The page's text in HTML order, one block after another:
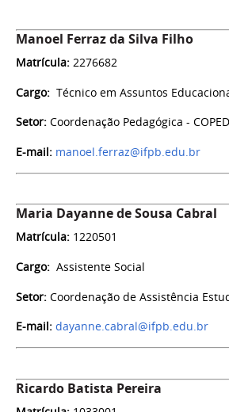
Manoel Ferraz da Silva Filho
Matrícula: 2276682
Cargo: Técnico em Assuntos
Setor: Coordenação Pedagógica - COPED
E-mail: manoel.ferraz@ifpb.edu.br
Maria Dayanne de Sousa Cabral
Matrícula: 1220501
Cargo: Assistente Social
Setor: Coordenação de Assistência
E-mail: dayanne.cabral@ifpb.edu.br
Ricardo Batista Pereira